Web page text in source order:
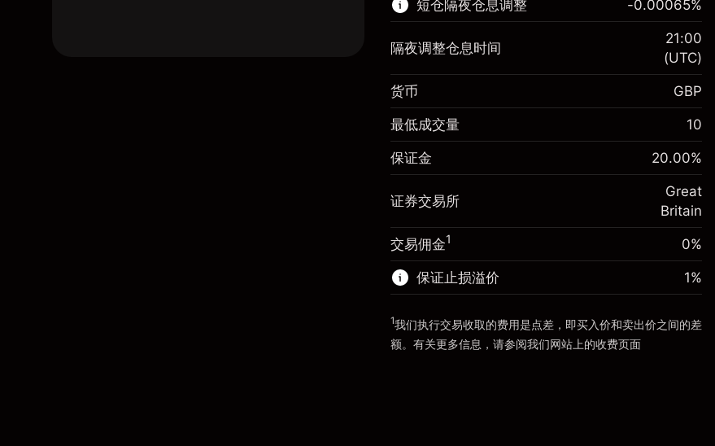
差价合约
£1,000.00
隔夜仓息
来自头寸全值的费用
-0.021271
(-£1.06)
来自杠杆的资金 - 美元（大约值）
£4,000.00
前往平台
短仓隔夜仓息调整
保证金。您的投资 £1,000.00
来自头寸全值的费用
-0.000647
(-£0.03)
£5,000.00
来自杠杆的资金 - 美元（大约值）
前往平台
-0.00065%
隔夜调整仓息时间
21:00
(UTC)
货币 GBP
最低成交量 10
保证金 20.00%
证券交易所
Great
Britain
交易佣金1 0%
保证止损溢价
“服务费用”
1%
1我们执行交易收取的费用是点差，即买入价和卖出价之间的差
额。有关更多信息，请参阅我们网站上的收费页面